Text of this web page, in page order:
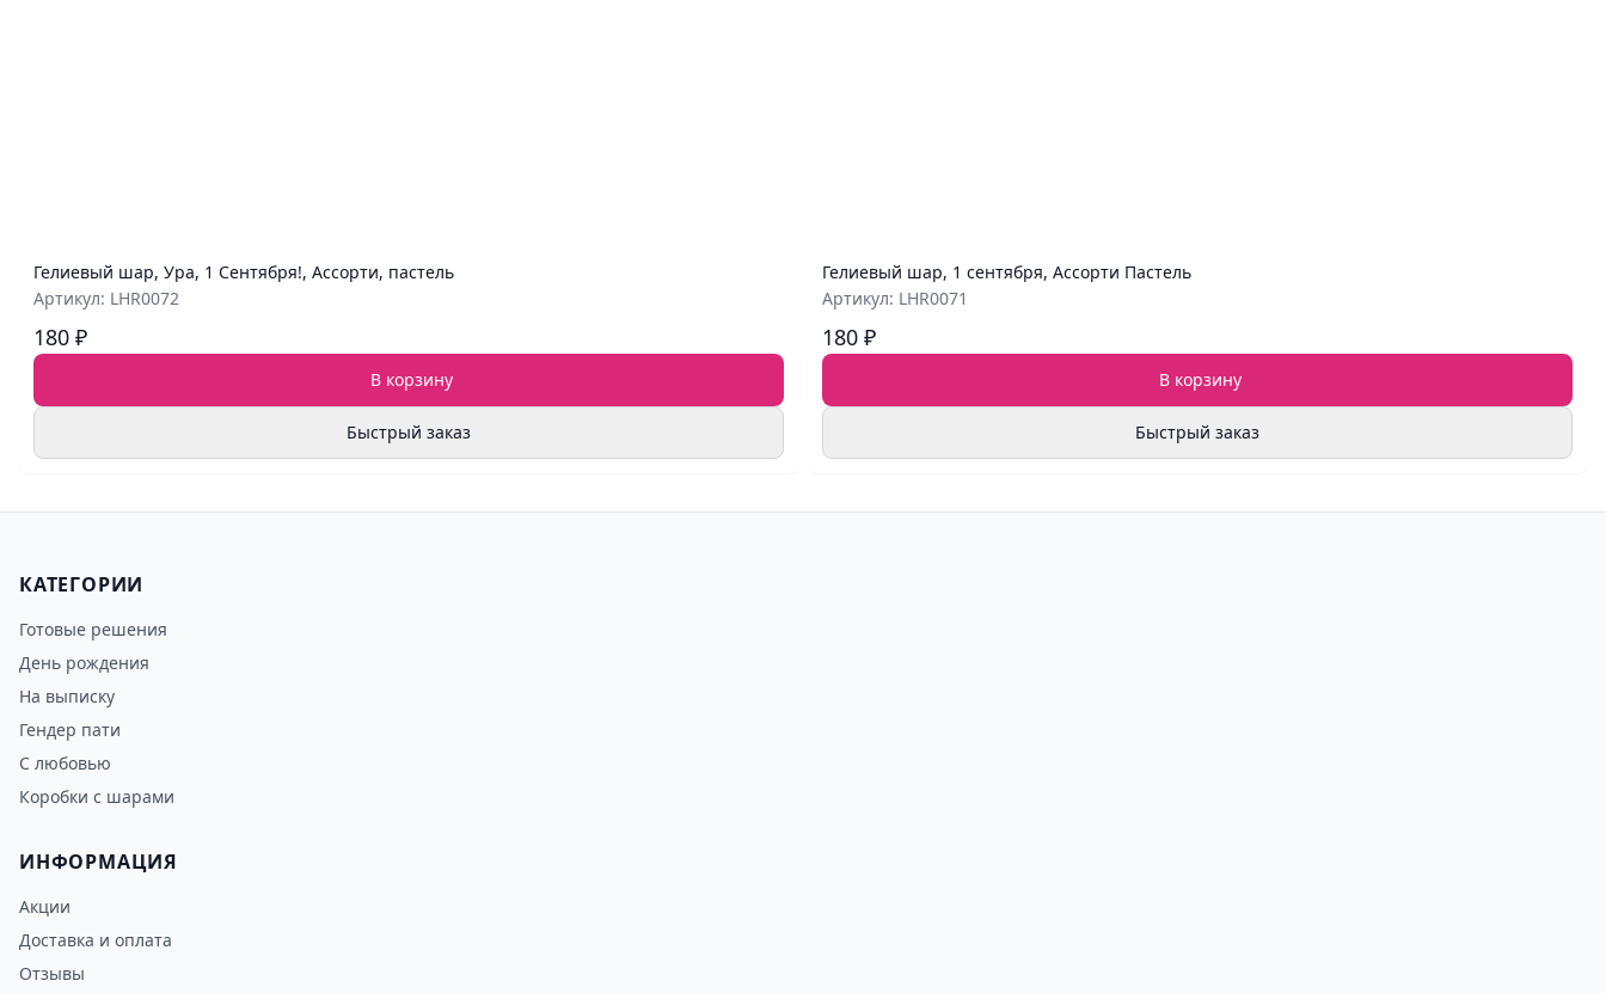
Гелиевый шар, Ура, 1 Сентября!, Ассорти, пастель
Артикул: LHR0072
180 ₽
В корзину
Быстрый заказ
Гелиевый шар, 1 сентября, Ассорти Пастель
Артикул: LHR0071
180 ₽
В корзину
Быстрый заказ
КАТЕГОРИИ
Готовые решения
День рождения
На выписку
Гендер пати
С любовью
Коробки с шарами
ИНФОРМАЦИЯ
Акции
Доставка и оплата
Отзывы